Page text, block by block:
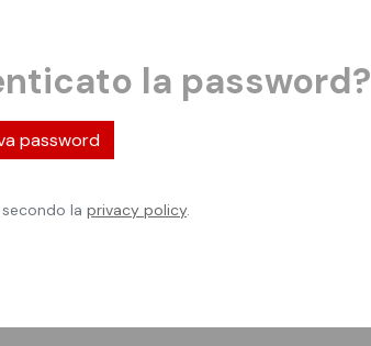
la password?
password
la privacy policy.